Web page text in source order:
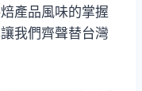
產品風味的掌握
我們齊聲替台灣